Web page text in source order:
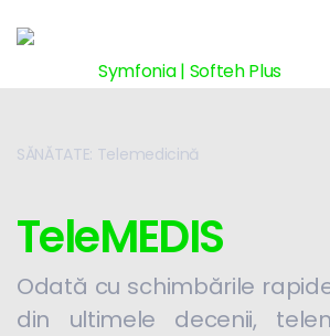
SĂNĂTATE: Telemedicină
TeleMEDIS
Odată cu schimbările
din ultimele decenii,